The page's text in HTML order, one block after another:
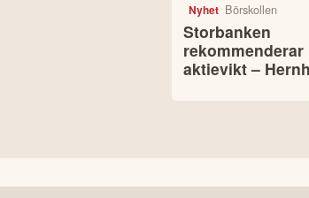
Nyhet Börskollen
Storbanken
rekommenderar
aktievikt –